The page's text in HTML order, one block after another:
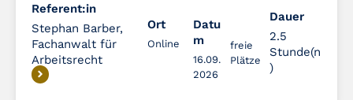
Referent:in
Stephan Barber,
Fachanwalt für
Arbeitsrecht
Ort
Online
Datu
m
16.09.
2026
freie
Plätze
Dauer
2.5
Stunde(n
)